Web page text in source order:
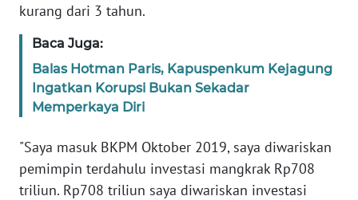
kurang dari 3 tahun.
Baca Juga:
Balas Hotman Paris, Kapuspenkum Kejagung
Ingatkan Korupsi Bukan Sekadar
Memperkaya Diri
"Saya masuk BKPM Oktober 2019, saya diwariskan
pemimpin terdahulu investasi mangkrak Rp708
triliun. Rp708 triliun saya diwariskan investasi
IKLAN
TENTANG
KAMI
PEDOMAN
MEDIA
SIBER